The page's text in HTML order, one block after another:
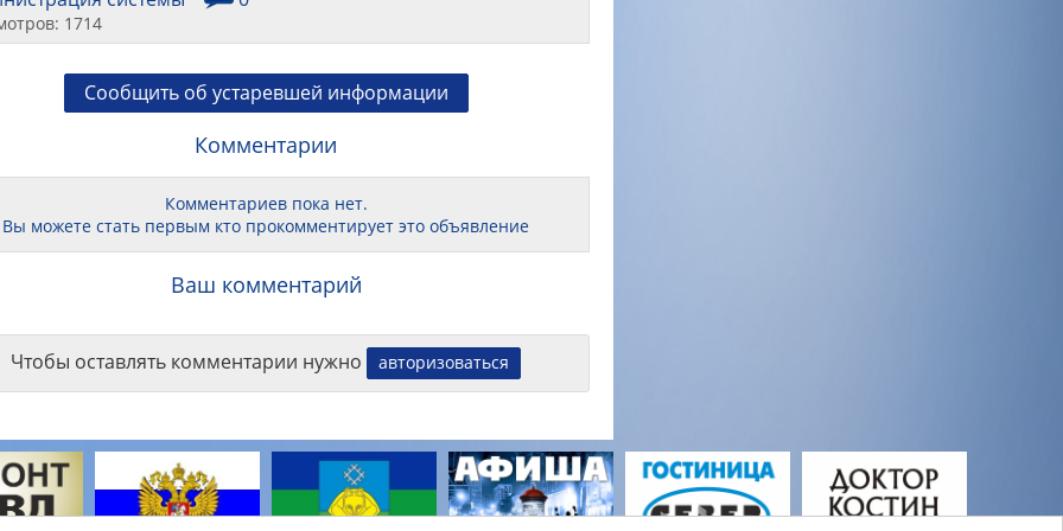
1714
Сообщить об устаревшей информации
Комментарии
Комментариев пока нет.
Вы можете стать первым кто прокомментирует это объявление
Ваш комментарий
Чтобы оставлять комментарии нужно авторизоваться